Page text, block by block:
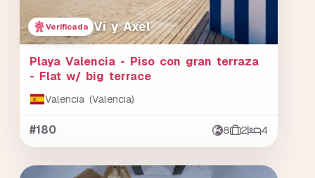
Verificada Vi y Axel
Playa Valencia - Piso con gran terraza
- Flat w/ big terrace
Valencia (Valencia)
#180 8 2 4